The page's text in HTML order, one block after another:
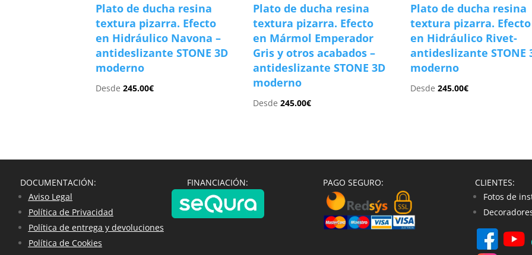
Plato de ducha resina
textura pizarra. Efecto
en Hidráulico Navona –
antideslizante STONE 3D
moderno
Desde245.00€
Plato de ducha resina
textura pizarra. Efecto
en Mármol Emperador
Gris y otros acabados –
antideslizante STONE 3D
moderno
Desde245.00€
Plato de ducha resina
textura pizarra. Efecto
en Hidráulico Rivet-
antideslizante STONE
moderno
Desde245.00€
DOCUMENTACIÓN:
Aviso Legal
Política de Privacidad
Política de entrega y devoluciones
Política de Cookies
FINANCIACIÓN: PAGO SEGURO:
CLIENTES:
Fotos de